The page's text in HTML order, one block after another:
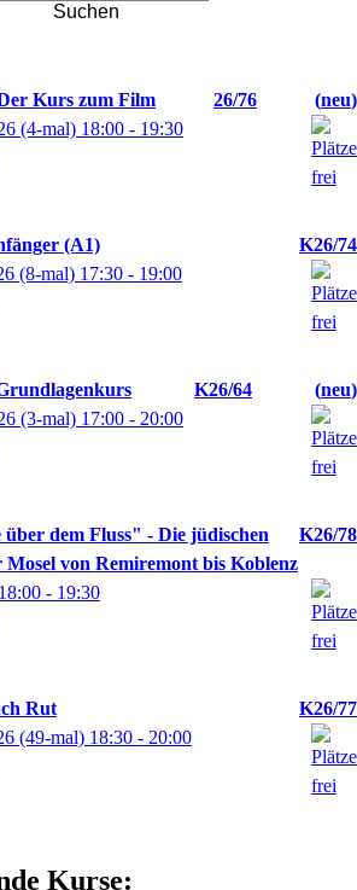
Suchen
Kurs zum Film 26/76
neu
(4-mal) 18:00 - 19:30
(A1)
K26/74
(8-mal) 17:30 - 19:00
K26/64
neu
(3-mal) 17:00 - 20:00
dem Fluss" - Die jüdischen
von Remiremont bis Koblenz
K26/78
18:00 - 19:30
Rut
K26/77
(49-mal) 18:30 - 20:00
Kurse: